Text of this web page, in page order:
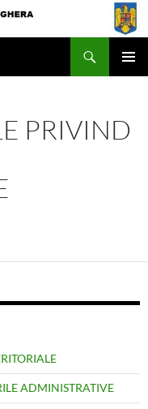
PRIVIND
ADMINISTRATIVE